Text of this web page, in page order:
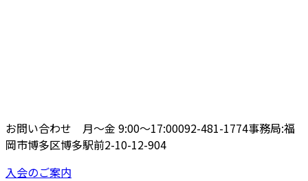
お問い合わせ 月〜金 9:00〜17:00092-481-1774事務局:福
岡市博多区博多駅前2-10-12-904
入会のご案内